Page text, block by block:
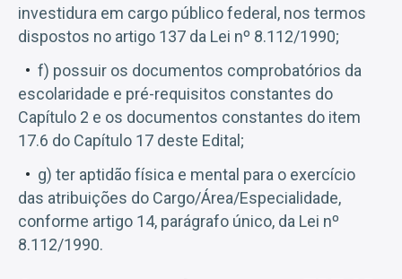
investidura em cargo público federal, nos termos
dispostos no artigo 137 da Lei nº 8.112/1990;
f) possuir os documentos comprobatórios da
escolaridade e pré-requisitos constantes do
Capítulo 2 e os documentos constantes do item
17.6 do Capítulo 17 deste Edital;
g) ter aptidão física e mental para o exercício
das atribuições do Cargo/Área/Especialidade,
conforme artigo 14, parágrafo único, da Lei nº
8.112/1990.